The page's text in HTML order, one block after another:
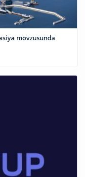
mövzusunda